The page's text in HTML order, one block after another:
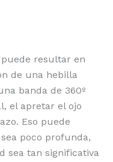
resultar en
de una hebilla
banda de 360º
el apretar el ojo
Eso puede
poco profunda,
sea tan significativa